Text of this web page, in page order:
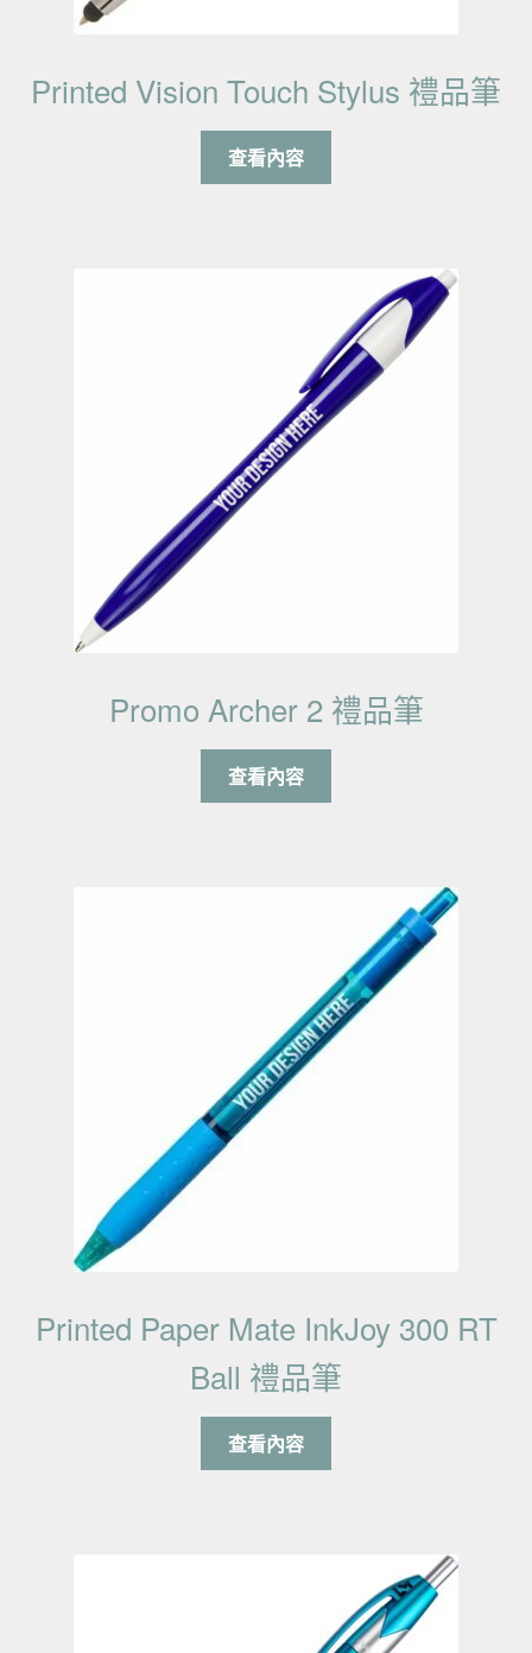
Printed Vision Touch Stylus 禮品筆
查看內容
Promo Archer 2 禮品筆
查看內容
Printed Paper Mate InkJoy 300 RT
Ball 禮品筆
查看內容